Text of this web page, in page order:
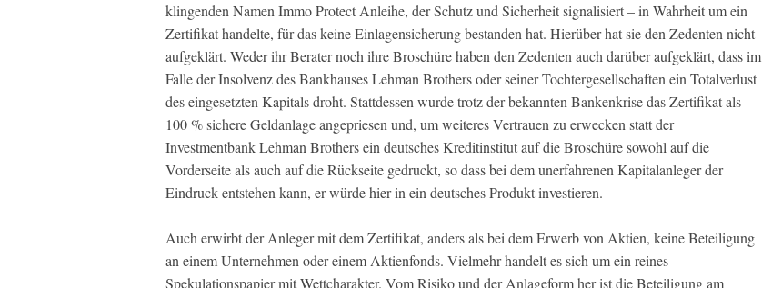
klingenden Namen Immo Protect Anleihe, der Schutz und Sicherheit signalisiert – in Wahrheit um ein
Zertifikat handelte, für das keine Einlagensicherung bestanden hat. Hierüber hat sie den Zedenten nicht
aufgeklärt. Weder ihr Berater noch ihre Broschüre haben den Zedenten auch darüber aufgeklärt, dass im
Falle der Insolvenz des Bankhauses Lehman Brothers oder seiner Tochtergesellschaften ein Totalverlust
des eingesetzten Kapitals droht. Stattdessen wurde trotz der bekannten Bankenkrise das Zertifikat als
100 % sichere Geldanlage angepriesen und, um weiteres Vertrauen zu erwecken statt der
Investmentbank Lehman Brothers ein deutsches Kreditinstitut auf die Broschüre sowohl auf die
Vorderseite als auch auf die Rückseite gedruckt, so dass bei dem unerfahrenen Kapitalanleger der
Eindruck entstehen kann, er würde hier in ein deutsches Produkt investieren.
Auch erwirbt der Anleger mit dem Zertifikat, anders als bei dem Erwerb von Aktien, keine Beteiligung
an einem Unternehmen oder einem Aktienfonds. Vielmehr handelt es sich um ein reines
Spekulationspapier mit Wettcharakter. Vom Risiko und der Anlageform her ist die Beteiligung am